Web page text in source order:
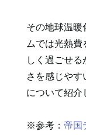
その地球温暖
ムでは光熱
しく過ごせ
さを感じや
について紹介
※参考： 帝国